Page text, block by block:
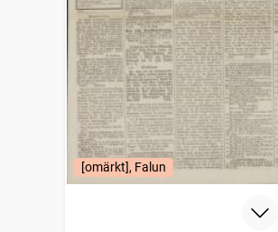
[omärkt], Falun